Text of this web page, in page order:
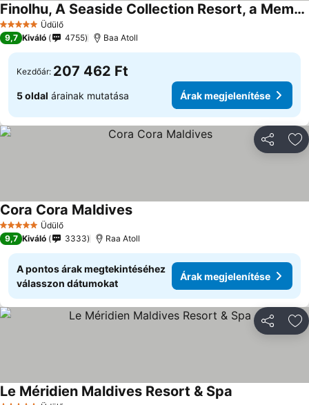
5 KategóriaÜdülő
Finolhu, A Seaside Collection Resort, a Member of Design Hotels
Árak megjelenítése
9,7 Kiváló 4755 Baa Atoll
Kezdőár: 207 462 Ft
5 oldal árainak mutatása Árak megjelenítése
5 KategóriaÜdülő
Cora Cora MaldivesÁrak megjelenítése
9,7 Kiváló 3333 Raa Atoll
A pontos árak megtekintéséhez
válasszon dátumokat
Árak megjelenítése
Le Méridien Maldives Resort & Spa